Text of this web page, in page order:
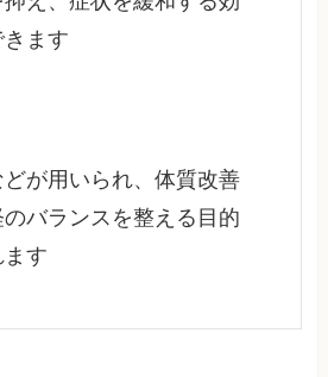
ます
が用いられ、体質改善
バランスを整える目的
す